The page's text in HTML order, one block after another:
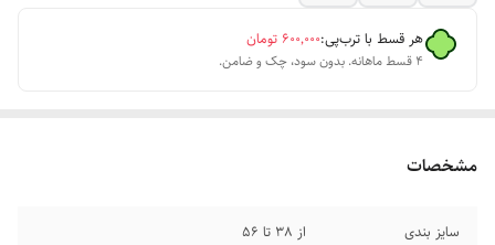
هر قسط با ترب‌پی:۶۰۰٬۰۰۰ تومان
۴ قسط ماهانه. بدون سود، چک و ضامن.
مشخصات
سایز بندی از 38 تا 56